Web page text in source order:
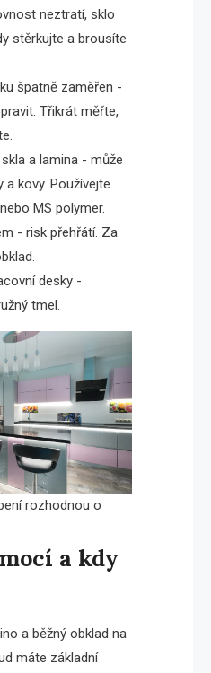
neztratí, sklo
stěrkujte a brousíte
špatně zaměřen -
Třikrát měřte,
a lamina - může
a kovy. Používejte
MS polymer.
- risk přehřátí. Za
desky -
tmel.
rozhodnou o
a kdy
a běžný obklad na
máte základní